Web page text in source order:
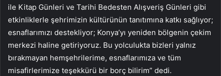
ile Kitap Günleri ve Tarihi Bedesten Alışveriş Günleri gibi
etkinliklerle şehrimizin kültürünün tanıtımına katkı sağlıyor;
esnaflarımızı destekliyor; Konya’yı yeniden bölgenin çekim
merkezi haline getiriyoruz. Bu yolculukta bizleri yalnız
bırakmayan hemşehrilerime, esnaflarımıza ve tüm
misafirlerimize teşekkürü bir borç bilirim” dedi.